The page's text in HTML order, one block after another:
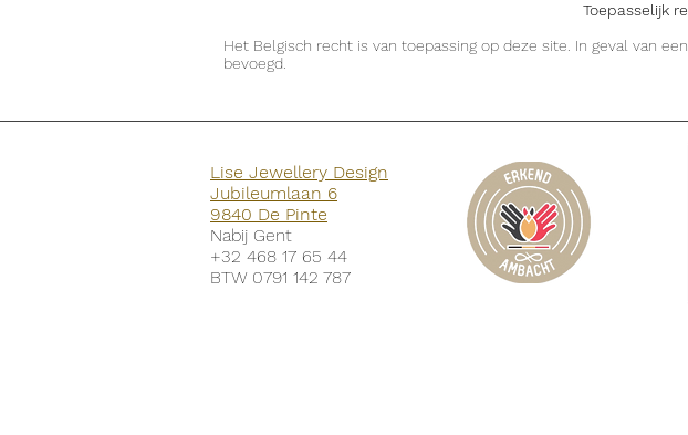
Toepasselijk
Het Belgisch recht is van toepassing op deze site. In geval van
bevoegd.
Lise Jewellery Design
Jubileumlaan 6
9840 De Pinte
Nabij Gent
+32 468 17 65 44
BTW 0791 142 787